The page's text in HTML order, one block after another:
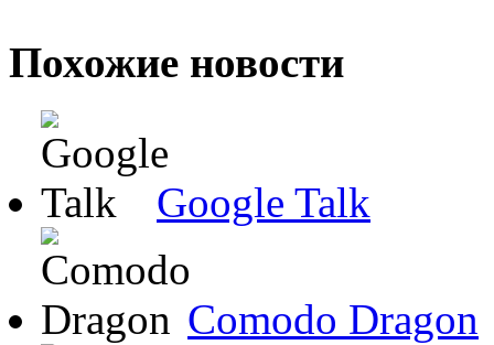
Похожие новости
Google Talk
Comodo Dragon